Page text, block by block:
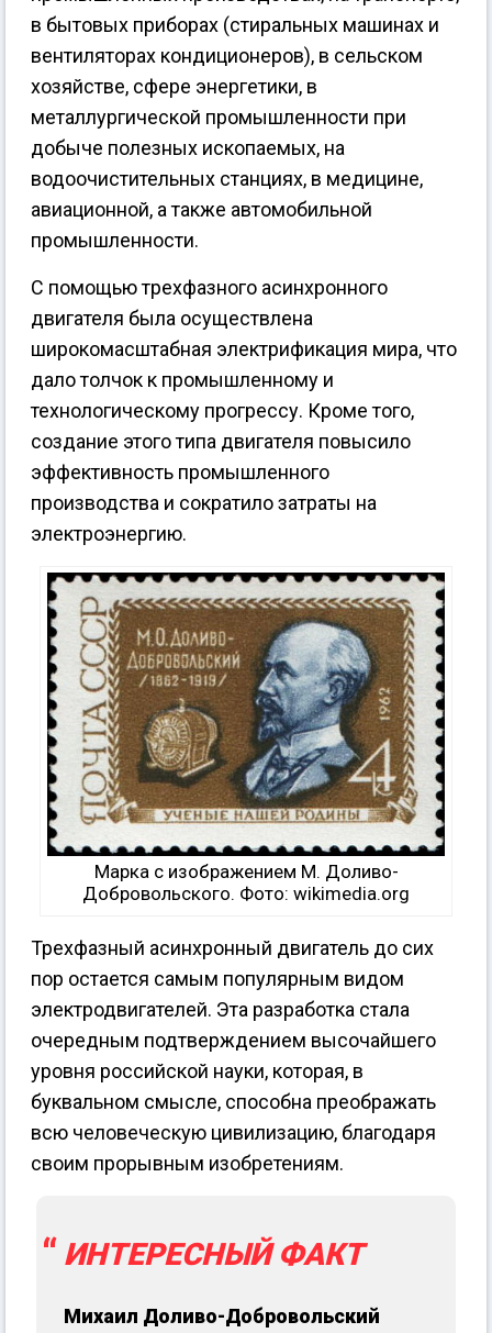
в бытовых приборах (стиральных машинах и
вентиляторах кондиционеров), в сельском
хозяйстве, сфере энергетики, в
металлургической промышленности при
добыче полезных ископаемых, на
водоочистительных станциях, в медицине,
авиационной, а также автомобильной
промышленности.
С помощью трехфазного асинхронного
двигателя была осуществлена
широкомасштабная электрификация мира, что
дало толчок к промышленному и
технологическому прогрессу. Кроме того,
создание этого типа двигателя повысило
эффективность промышленного
производства и сократило затраты на
электроэнергию.
Марка с изображением М. Доливо-
Добровольского. Фото: wikimedia.org
Трехфазный асинхронный двигатель до сих
пор остается самым популярным видом
электродвигателей. Эта разработка стала
очередным подтверждением высочайшего
уровня российской науки, которая, в
буквальном смысле, способна преображать
всю человеческую цивилизацию, благодаря
своим прорывным изобретениям.
ИНТЕРЕСНЫЙ ФАКТ
Михаил Доливо-Добровольский